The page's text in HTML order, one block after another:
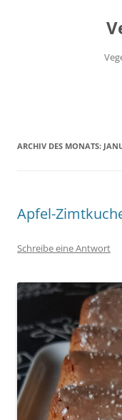
ARCHIV DES MONATS:
Apfel-
Schreibe eine Antwort